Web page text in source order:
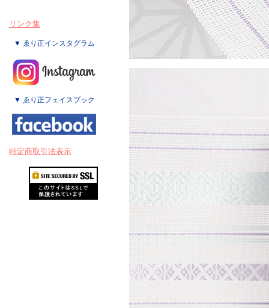
リンク集
▼ ゑり正インスタグラム
▼ ゑり正フェイスブック
特定商取引法表示